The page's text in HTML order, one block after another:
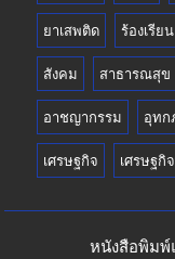
ยาเสพติด ร้องเรียน
สังคม สาธารณสุข
อาชญากรรม อุทก
เศรษฐกิจ เศรษฐกิ
หนังสือพิมพ์